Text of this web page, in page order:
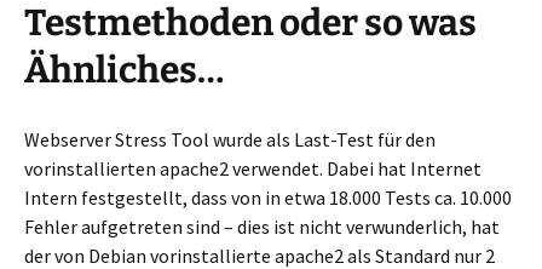
Testmethoden oder so was
Ähnliches…
Webserver Stress Tool wurde als Last-Test für den
vorinstallierten apache2 verwendet. Dabei hat Internet
Intern festgestellt, dass von in etwa 18.000 Tests ca. 10.000
Fehler aufgetreten sind – dies ist nicht verwunderlich, hat
der von Debian vorinstallierte apache2 als Standard nur 2